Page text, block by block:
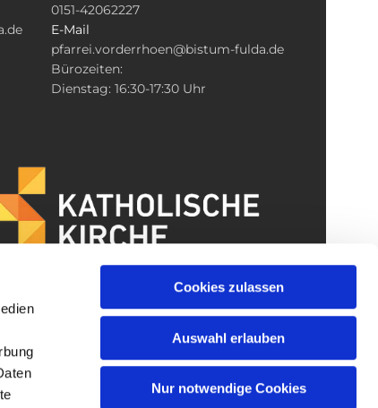
Cookies zulassen
Auswahl erlauben
Nur notwendige Cookies
0151-42062227
E-Mail
pfarrei.vorderrhoen@bistum-fulda.de
Bürozeiten:
Dienstag: 16:30-17:30 Uhr